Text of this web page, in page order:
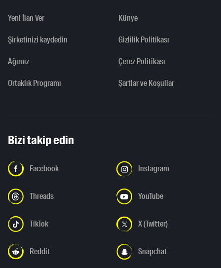
Yeni İlan Ver
Şirketinizi kaydedin
Ağımız
Ortaklık Programı
Künye
Gizlilik Politikası
Çerez Politikası
Şartlar ve Koşullar
Bizi takip edin
Facebook Instagram
Threads YouTube
TikTok X (Twitter)
Reddit Snapchat